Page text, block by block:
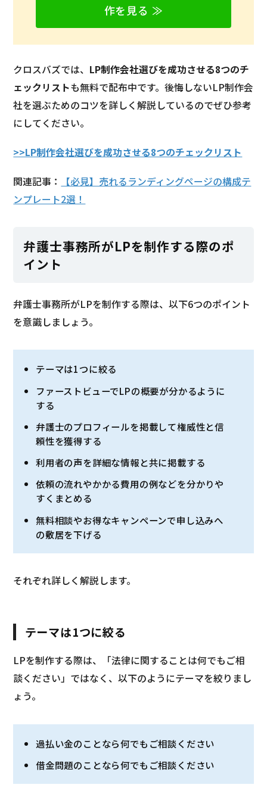
作を見る ≫
クロスバズでは、 LP制作会社選びを成功させる8つのチ
ェックリストも無料で配布中です。後悔しないLP制作会
社を選ぶためのコツを詳しく解説しているのでぜひ参考
にしてください。
>>LP制作会社選びを成功させる8つのチェックリスト
関連記事：
【必見】売れるランディングページの構成テ
ンプレート2選！
弁護士事務所がLPを制作する際のポ
イント
弁護士事務所がLPを制作する際は、以下6つのポイント
を意識しましょう。
テーマは1つに絞る
ファーストビューでLPの概要が分かるように
する
弁護士のプロフィールを掲載して権威性と信
頼性を獲得する
利用者の声を詳細な情報と共に掲載する
依頼の流れやかかる費用の例などを分かりや
すくまとめる
無料相談やお得なキャンペーンで申し込みへ
の敷居を下げる
それぞれ詳しく解説します。
テーマは1つに絞る
LPを制作する際は、「法律に関することは何でもご相
談ください」ではなく、以下のようにテーマを絞りまし
ょう。
過払い金のことなら何でもご相談ください
借金問題のことなら何でもご相談ください